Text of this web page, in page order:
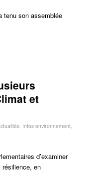
tenu son assemblée
et
, Infos environnement,
d’examiner
en